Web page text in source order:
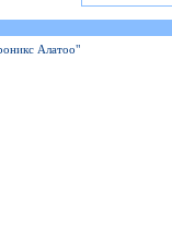
Алатоо"